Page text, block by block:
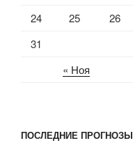
« Ноя
24
25 26
31
ПОСЛЕДНИЕ ПРОГНОЗЫ